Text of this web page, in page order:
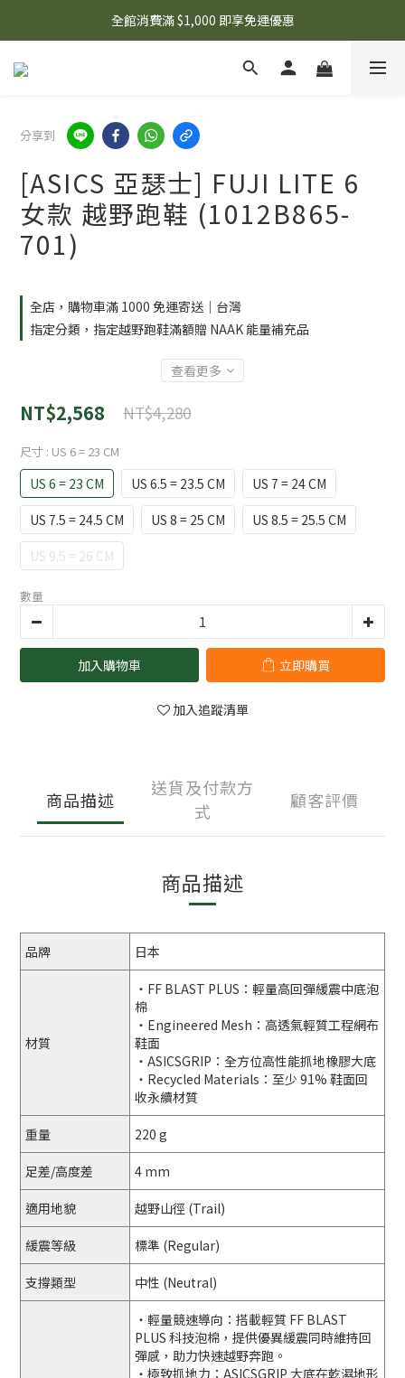
🌟 想知道現在有什麼優惠嗎？ 點擊查看最新優惠！
全館消費滿 $1,000 即享免運優惠
🌟 想知道現在有什麼優惠嗎？ 點擊查看最新優惠！
分享到
[ASICS 亞瑟士] FUJI LITE 6
女款 越野跑鞋 (1012B865-
701)
全店，購物車滿 1000 免運寄送｜台灣
指定分類，指定越野跑鞋滿額贈 NAAK 能量補充品
查看更多
NT$2,568 NT$4,280
尺寸 : US 6 = 23 CM
US 6 = 23 CM US 6.5 = 23.5 CM
US 7 = 24 CM
US 7.5 = 24.5 CM
US 8 = 25 CM
US 8.5 = 25.5 CM
US 9.5 = 26 CM
數量
加入購物車 立即購買
加入追蹤清單
商品描述
送貨及付款方
式
顧客評價
商品描述
品牌 日本
材質
・FF BLAST PLUS：輕量高回彈緩震中底泡
棉
・Engineered Mesh：高透氣輕質工程網布
鞋面
・ASICSGRIP：全方位高性能抓地橡膠大底
・Recycled Materials：至少 91% 鞋面回
收永續材質
重量 220 g
足差/高度差 4 mm
適用地貌 越野山徑 (Trail)
緩震等級 標準 (Regular)
支撐類型 中性 (Neutral)
・輕量競速導向：搭載輕質 FF BLAST
PLUS 科技泡棉，提供優異緩震同時維持回
彈感，助力快速越野奔跑。
・極致抓地力：ASICSGRIP 大底在乾濕地形